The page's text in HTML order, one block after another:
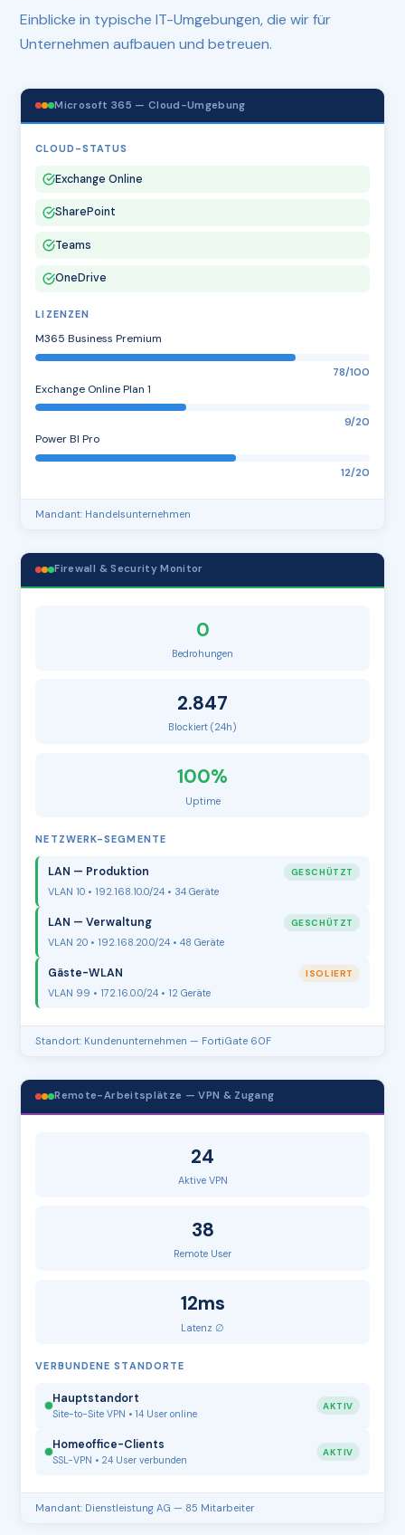
Einblicke in typische IT-Umgebungen, die wir für
Unternehmen aufbauen und betreuen.
Microsoft 365 — Cloud-Umgebung
CLOUD-STATUS
Exchange Online
SharePoint
Teams
OneDrive
LIZENZEN
M365 Business Premium
78/100
Exchange Online Plan 1
9/20
Power BI Pro
12/20
Mandant: Handelsunternehmen
Firewall & Security Monitor
0
Bedrohungen
2.847
Blockiert (24h)
100%
Uptime
NETZWERK-SEGMENTE
LAN — Produktion GESCHÜTZT
VLAN 10 • 192.168.10.0/24 • 34 Geräte
LAN — Verwaltung GESCHÜTZT
VLAN 20 • 192.168.20.0/24 • 48 Geräte
Gäste-WLAN ISOLIERT
VLAN 99 • 172.16.0.0/24 • 12 Geräte
Standort: Kundenunternehmen — FortiGate 60F
Remote-Arbeitsplätze — VPN & Zugang
24
Aktive VPN
38
Remote User
12ms
Latenz ∅
VERBUNDENE STANDORTE
Hauptstandort
Site-to-Site VPN • 14 User online
AKTIV
Homeoffice-Clients
SSL-VPN • 24 User verbunden
AKTIV
Mandant: Dienstleistung AG — 85 Mitarbeiter